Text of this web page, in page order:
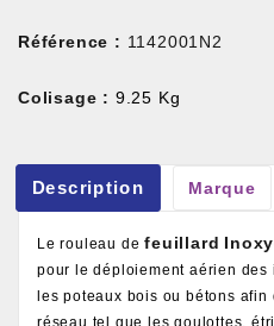
Référence : 1142001N2
Colisage : 9.25 Kg
Description Marque
Le rouleau defeuillard
pour le déploiement aérien des
les poteaux bois ou bétons afin
réseau tel que les goulottes,